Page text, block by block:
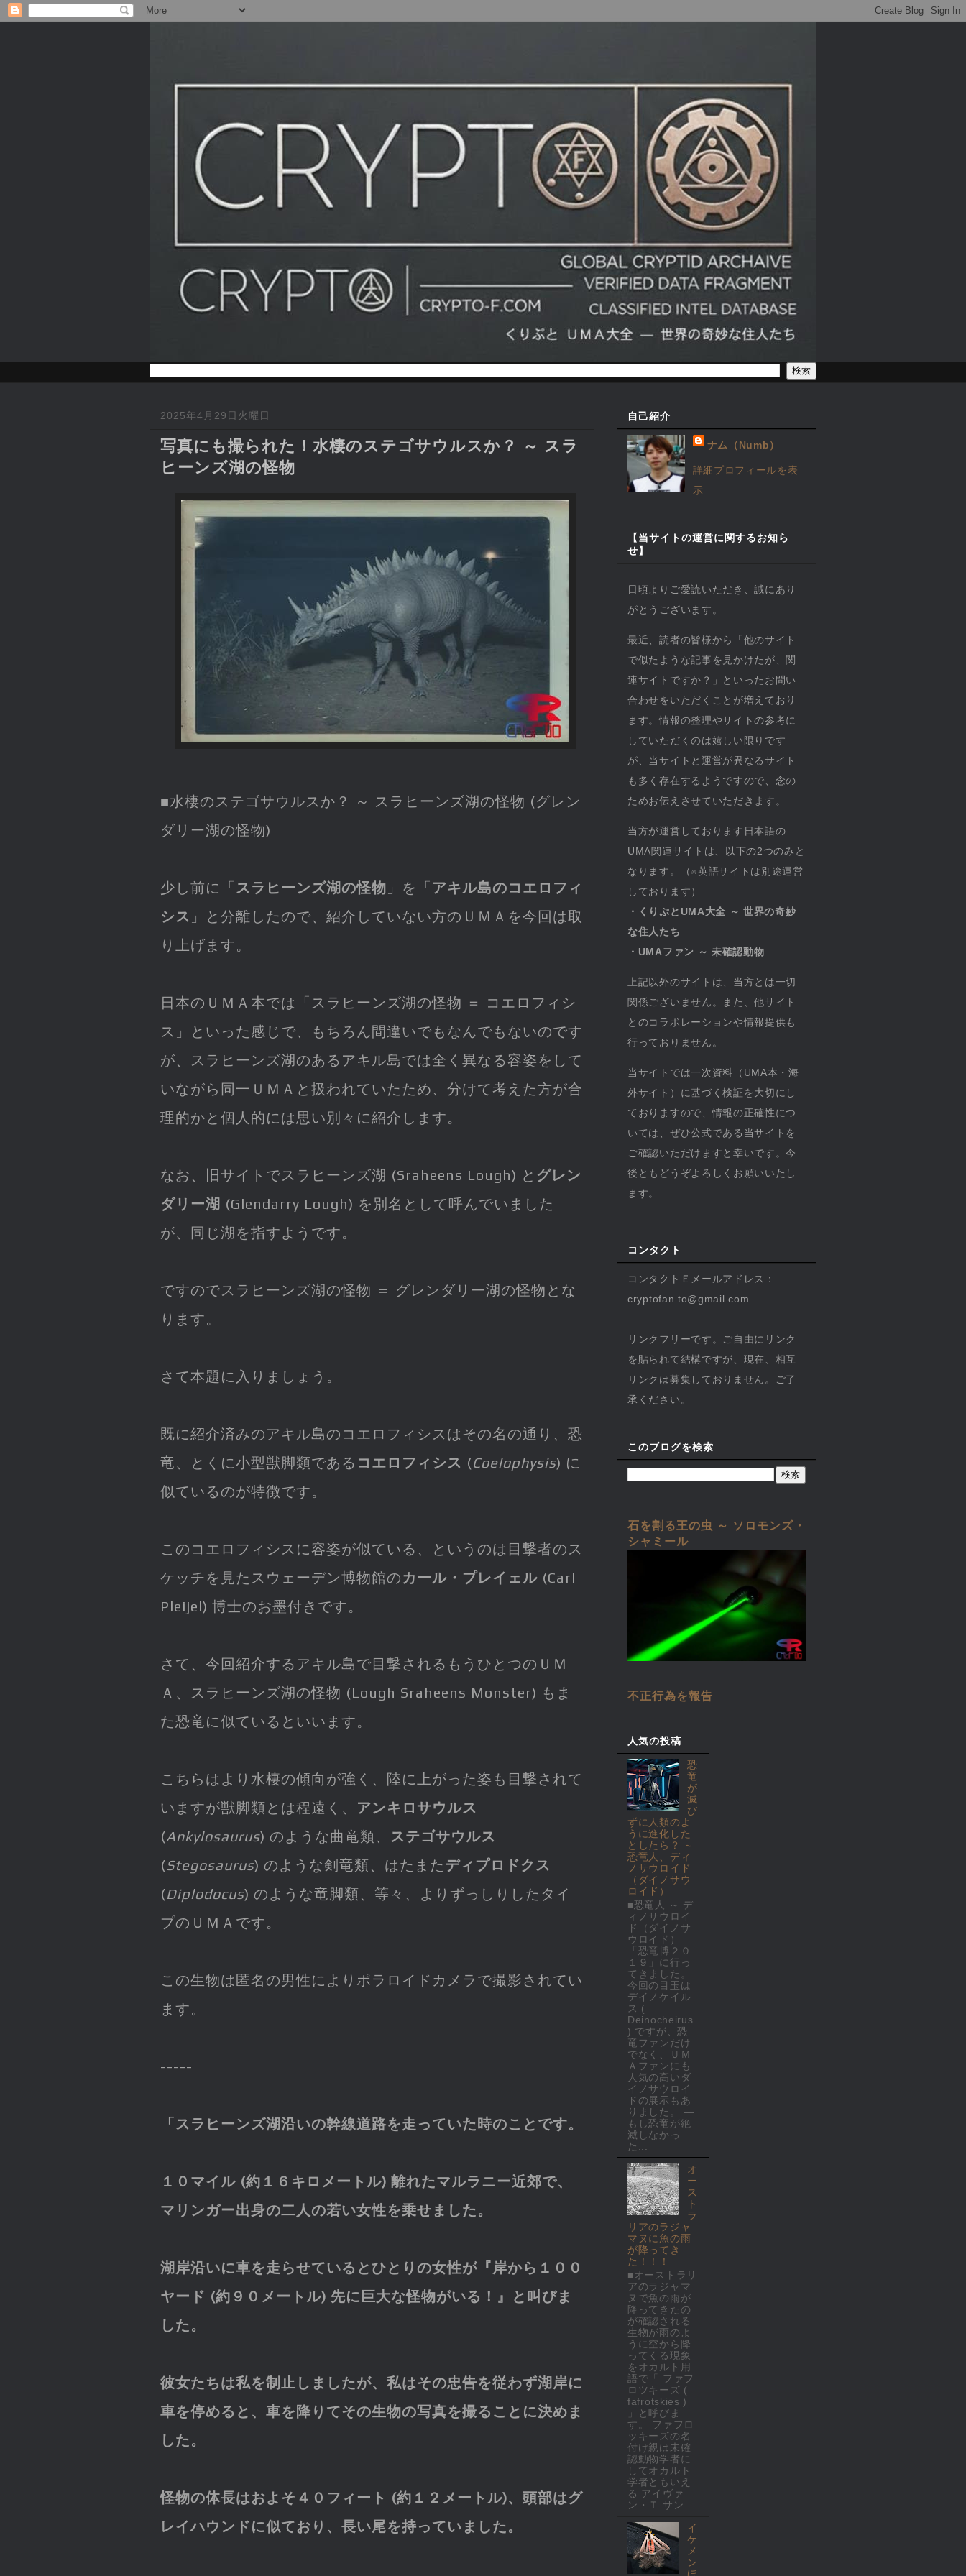
2025年4月29日火曜日
写真にも撮られた！水棲のステゴサウルスか？ ～ スラ
ヒーンズ湖の怪物
■水棲のステゴサウルスか？ ～ スラヒーンズ湖の怪物 (グレン
ダリー湖の怪物)
少し前に「 スラヒーンズ湖の怪物 」を「 アキル島のコエロフィ
シス 」と分離したので、紹介していない方のＵＭＡを今回は取
り上げます。
日本のＵＭＡ本では「スラヒーンズ湖の怪物 ＝ コエロフィシ
ス」といった感じで、もちろん間違いでもなんでもないのです
が、スラヒーンズ湖のあるアキル島では全く異なる容姿をして
いながら同一ＵＭＡと扱われていたため、分けて考えた方が合
理的かと個人的には思い別々に紹介します。
なお、旧サイトでスラヒーンズ湖 (Sraheens Lough) と グレン
ダリー湖 (Glendarry Lough) を別名として呼んでいました
が、同じ湖を指すようです。
ですのでスラヒーンズ湖の怪物 ＝ グレンダリー湖の怪物とな
ります。
さて本題に入りましょう。
既に紹介済みのアキル島のコエロフィシスはその名の通り、恐
竜、とくに小型獣脚類である コエロフィシス (Coelophysis) に
似ているのが特徴です。
このコエロフィシスに容姿が似ている、というのは目撃者のス
ケッチを見たスウェーデン博物館のカール・プレイェル (Carl
Pleijel) 博士のお墨付きです。
さて、今回紹介するアキル島で目撃されるもうひとつのＵＭ
Ａ、スラヒーンズ湖の怪物 (Lough Sraheens Monster) もま
た恐竜に似ているといいます。
こちらはより水棲の傾向が強く、陸に上がった姿も目撃されて
いますが獣脚類とは程遠く、 アンキロサウルス
(Ankylosaurus) のような曲竜類、 ステゴサウルス
(Stegosaurus) のような剣竜類、はたまたディプロドクス
(Diplodocus) のような竜脚類、等々、よりずっしりしたタイ
プのＵＭＡです。
この生物は匿名の男性によりポラロイドカメラで撮影されてい
ます。
-----
「スラヒーンズ湖沿いの幹線道路を走っていた時のことです。
１０マイル (約１６キロメートル) 離れたマルラニー近郊で、
マリンガー出身の二人の若い女性を乗せました。
湖岸沿いに車を走らせているとひとりの女性が『岸から１００
ヤード (約９０メートル) 先に巨大な怪物がいる！』と叫びま
した。
彼女たちは私を制止しましたが、私はその忠告を従わず湖岸に
車を停めると、車を降りてその生物の写真を撮ることに決めま
した。
怪物の体長はおよそ４０フィート (約１２メートル)、頭部はグ
レイハウンドに似ており、長い尾を持っていました。
自己紹介
ナム（Numb）
詳細プロフィールを表
示
【当サイトの運営に関するお知ら
せ】
日頃よりご愛読いただき、誠にあり
がとうございます。
最近、読者の皆様から「他のサイト
で似たような記事を見かけたが、関
連サイトですか？」といったお問い
合わせをいただくことが増えており
ます。情報の整理やサイトの参考に
していただくのは嬉しい限りです
が、当サイトと運営が異なるサイト
も多く存在するようですので、念の
ためお伝えさせていただきます。
当方が運営しております日本語の
UMA関連サイトは、以下の2つのみと
なります。（※英語サイトは別途運営
しております）
・くりぷとUMA大全 ～ 世界の奇妙
な住人たち
・UMAファン ～ 未確認動物
上記以外のサイトは、当方とは一切
関係ございません。また、他サイト
とのコラボレーションや情報提供も
行っておりません。
当サイトでは一次資料（UMA本・海
外サイト）に基づく検証を大切にし
ておりますので、情報の正確性につ
いては、ぜひ公式である当サイトを
ご確認いただけますと幸いです。今
後ともどうぞよろしくお願いいたし
ます。
コンタクト
コンタクトＥメールアドレス：
cryptofan.to@gmail.com
リンクフリーです。ご自由にリンク
を貼られて結構ですが、現在、相互
リンクは募集しておりません。ご了
承ください。
このブログを検索
石を割る王の虫 ～ ソロモンズ・
シャミール
不正行為を報告
人気の投稿
恐
竜
が
滅
び
ずに人類のよ
うに進化した
としたら？ ～
恐竜人、ディ
ノサウロイド
（ダイノサウ
ロイド）
■恐竜人 ～ デ
ィノサウロイ
ド（ダイノサ
ウロイド）
「恐竜博２０
１９」に行っ
てきました。
今回の目玉は
デイノケイル
ス (
Deinocheirus
) ですが、恐
竜ファンだけ
でなく、ＵＭ
Ａファンにも
人気の高いダ
イノサウロイ
ドの展示もあ
りました。 ―
もし恐竜が絶
滅しなかっ
た...
オ
ー
ス
ト
ラ
リアのラジャ
マヌに魚の雨
が降ってき
た！！！
■オーストラリ
アのラジャマ
ヌで魚の雨が
降ってきたの
が確認される
生物が雨のよ
うに空から降
ってくる現象
をオカルト用
語で「 ファフ
ロツキーズ (
fafrotskies )
」と呼びま
す。 ファフロ
ッキーズの名
付け親は未確
認動物学者に
してオカルト
学者ともいえ
る アイヴァ
ン・Ｔ.サン...
イ
ケ
メ
ン
ほ